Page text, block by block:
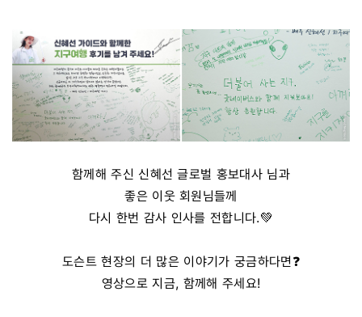
함께해 주신 신혜선 글로벌 홍보대사 님과
좋은 이웃 회원님들께
다시 한번 감사 인사를 전합니다.💚
도슨트 현장의 더 많은 이야기가 궁금하다면❓
영상으로 지금, 함께해 주세요!